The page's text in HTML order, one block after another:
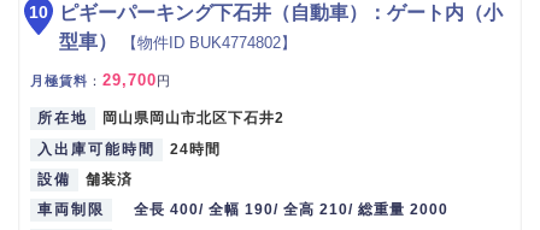
ピギーパーキング下石井（自動車）：ゲート内（小
型車）
【物件ID BUK4774802】
月極賃料 ： 29,700円
所在地
岡山県岡山市北区下石井2
入出庫可能時間
24時間
設備
舗装済
車両制限
全長 400/ 全幅 190/ 全高 210/ 総重量 2000
10